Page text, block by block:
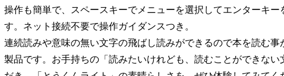
操作も簡単で、スペースキーでメニューを選択してエンターキー
す。ネット接続不要で操作ガイダンスつき。
連続読みや意味の無い文字の飛ばし読みができるので本を読む事
製品です。お手持ちの「読みたいけれども、読むことができない